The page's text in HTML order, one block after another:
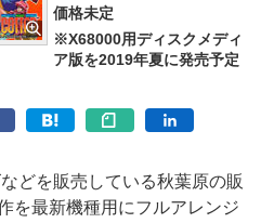
価格未定
※X68000用ディスクメディ
ア版を2019年夏に発売予定
どを販売している秋葉原の販
を最新機種用にフルアレンジ